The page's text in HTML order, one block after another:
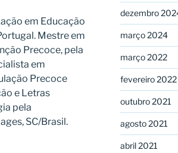
em Educação
Mestre em
Precoce, pela
em
Precoce
e Letras
pela
SC/Brasil.
dezembro
março 2024
março 2022
fevereiro 2022
outubro 2021
agosto 2021
abril 2021